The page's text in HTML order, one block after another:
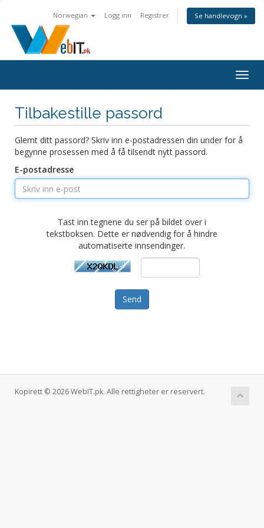
Norwegian Logg inn Registrer Se handlevogn »
Bytt
Tilbakestille passord
Glemt ditt passord? Skriv inn e-postadressen din under for å
begynne prosessen med å få tilsendt nytt passord.
E-postadresse
Tast inn tegnene du ser på bildet over i
tekstboksen. Dette er nødvendig for å hindre
automatiserte innsendinger.
Send
Kopirett © 2026 WebIT.pk. Alle rettigheter er reservert.